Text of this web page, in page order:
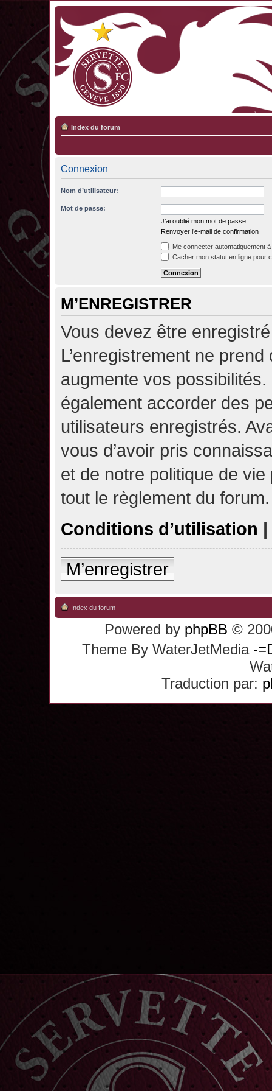
Index du forum
Connexion
Nom d’utilisateur:
Mot de passe:
J’ai oublié mon mot de passe
Renvoyer l’e-mail de confirmation
Me connecter automatiquement
Cacher mon statut en ligne pour
M’ENREGISTRER
Vous devez être
L’enregistrement ne
augmente vos possibilités.
également accorder des
utilisateurs enregistrés.
vous d’avoir pris
et de notre politique de
tout le règlement du forum.
Conditions d’utilisation |
M’enregistrer
Index du forum
Powered by phpBB ©
Theme By WaterJetMedia -
Traduction par: